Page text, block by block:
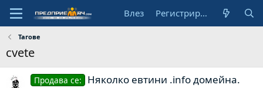
Влез Регистрирай се
Тагове
cvete
Продава се: Няколко евтини .info домейна.